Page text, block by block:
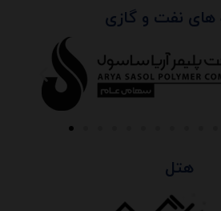
های نفت و گازی
هتل